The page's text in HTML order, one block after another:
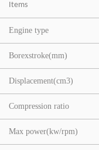
Items
Engine type
Borexstroke(mm)
Displacement(cm3)
Compression ratio
Max power(kw/rpm)